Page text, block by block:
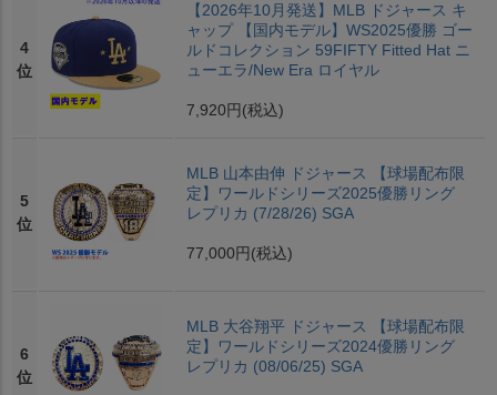
4
位
【2026年10月発送】MLB ドジャース キ
ャップ 【国内モデル】WS2025優勝 ゴー
ルドコレクション 59FIFTY Fitted Hat ニ
ューエラ/New Era ロイヤル
7,920円 (税込)
5
位
MLB 山本由伸 ドジャース 【球場配布限
定】ワールドシリーズ2025優勝リング
レプリカ (7/28/26) SGA
77,000円 (税込)
6
位
MLB 大谷翔平 ドジャース 【球場配布限
定】ワールドシリーズ2024優勝リング
レプリカ (08/06/25) SGA